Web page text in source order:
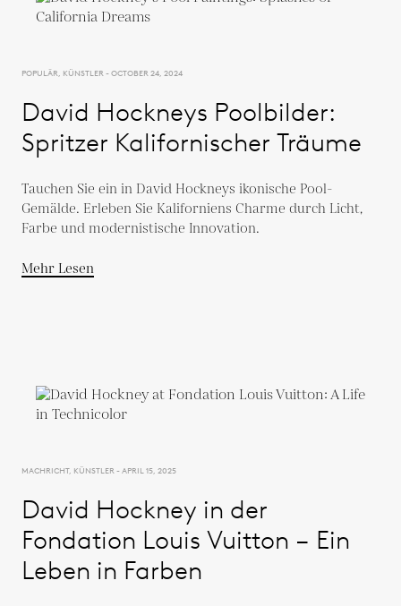
POPULÄR, KÜNSTLER - OCTOBER 24, 2024
David Hockneys Poolbilder:
Spritzer Kalifornischer Träume
Tauchen Sie ein in David Hockneys ikonische Pool-
Gemälde. Erleben Sie Kaliforniens Charme durch Licht,
Farbe und modernistische Innovation.
Mehr Lesen
MACHRICHT, KÜNSTLER - APRIL 15, 2025
David Hockney in der
Fondation Louis Vuitton – Ein
Leben in Farben